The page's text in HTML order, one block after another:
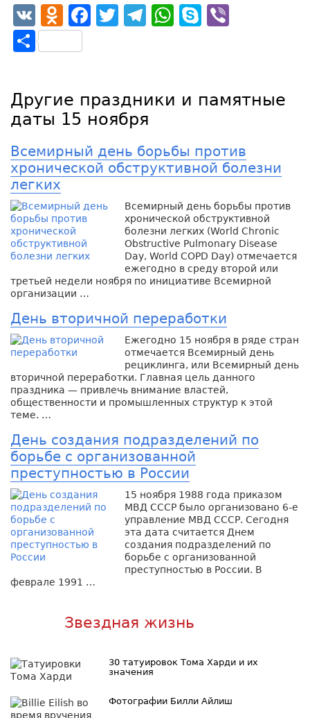
VK Odnoklassniki
Facebook
Twitter
Telegram
WhatsApp
Skype
Отправить
Другие праздники и памятные
даты 15 ноября
Всемирный день борьбы против
хронической обструктивной болезни
легких
Всемирный день борьбы против
хронической обструктивной
болезни легких (World Chronic
Obstructive Pulmonary Disease
Day, World COPD Day) отмечается
ежегодно в среду второй или
третьей недели ноября по инициативе Всемирной
организации …
День вторичной переработки
Ежегодно 15 ноября в ряде стран
отмечается Всемирный день
рециклинга, или Всемирный день
вторичной переработки. Главная цель данного
праздника — привлечь внимание властей,
общественности и промышленных структур к этой
теме. …
День создания подразделений по
борьбе с организованной
преступностью в России
15 ноября 1988 года приказом
МВД СССР было организовано 6-е
управление МВД СССР. Сегодня
эта дата считается Днем
создания подразделений по
борьбе с организованной
преступностью в России. В
феврале 1991 …
Звездная жизнь
30 татуировок Тома Харди и их
значения
Фотографии Билли Айлиш